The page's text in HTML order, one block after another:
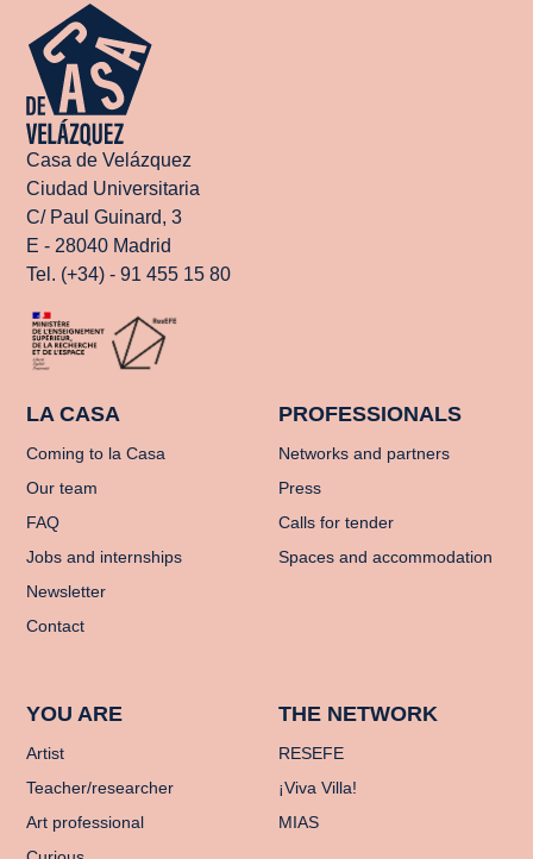
Casa de Velázquez
Ciudad Universitaria
C/ Paul Guinard, 3
E - 28040 Madrid
Tel. (+34) - 91 455 15 80
LA CASA
Coming to la Casa
Our team
FAQ
Jobs and internships
Newsletter
Contact
PROFESSIONALS
Networks and partners
Press
Calls for tender
Spaces and accommodation
YOU ARE
Artist
Teacher/researcher
Art professional
THE NETWORK
RESEFE
¡Viva Villa!
MIAS